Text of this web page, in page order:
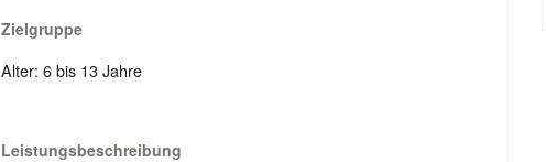
Zielgruppe
Alter: 6 bis 13 Jahre
Leistungsbeschreibung